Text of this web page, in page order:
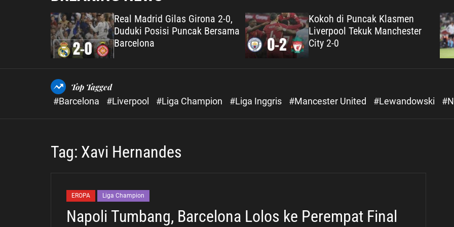
Kokoh di Puncak Klasmen
Liverpool Tekuk Manchester
City 2-0
Geovani Quenda Bakal Jadi
Transfer Ciamik Manchester
United dari Sporting Lisbon
Top Tagged
#Barcelona
#Liverpool #Liga Champion #Liga Inggris #Mancester United #Lewandowski
Tag: Xavi Hernandes
EROPA Liga Champion
Napoli Tumbang, Barcelona Lolos ke Perempat Final